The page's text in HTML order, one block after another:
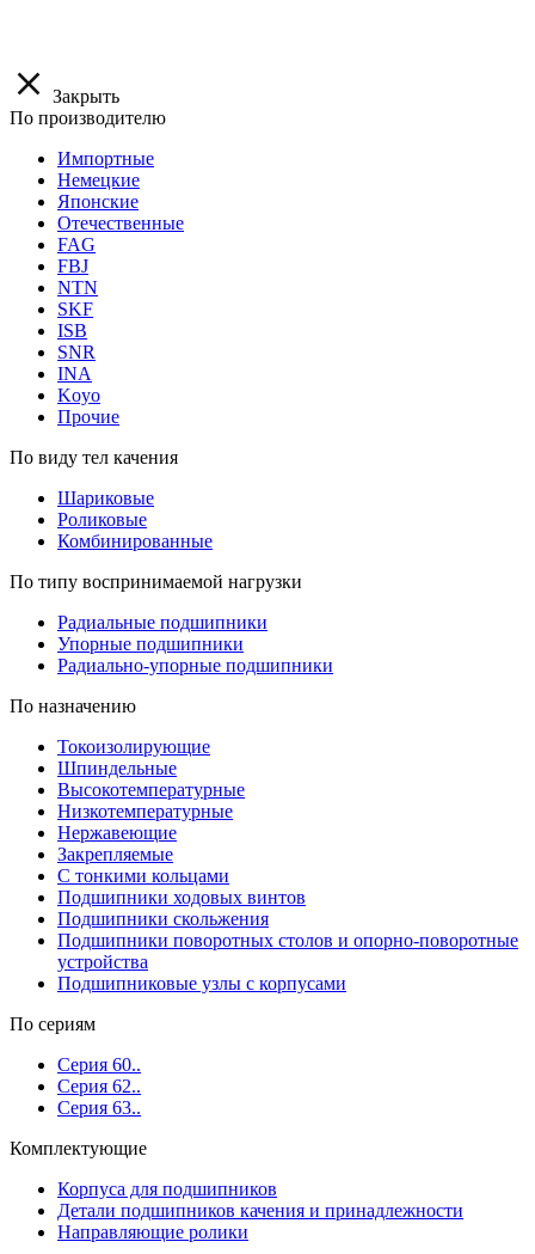
Закрыть
По производителю
Импортные
Немецкие
Японские
Отечественные
FAG
FBJ
NTN
SKF
ISB
SNR
INA
Koyo
Прочие
По виду тел качения
Шариковые
Роликовые
Комбинированные
По типу воспринимаемой нагрузки
Радиальные подшипники
Упорные подшипники
Радиально-упорные подшипники
По назначению
Токоизолирующие
Шпиндельные
Высокотемпературные
Низкотемпературные
Нержавеющие
Закрепляемые
С тонкими кольцами
Подшипники ходовых винтов
Подшипники скольжения
Подшипники поворотных столов и опорно-поворотные
устройства
Подшипниковые узлы с корпусами
По сериям
Серия 60..
Серия 62..
Серия 63..
Комплектующие
Корпуса для подшипников
Детали подшипников качения и принадлежности
Направляющие ролики